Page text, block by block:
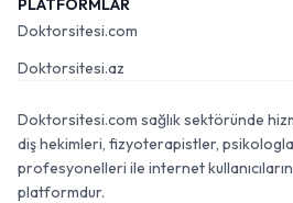
PLATFORMLAR
Doktorsitesi.com
Doktorsitesi.az
Doktorsitesi.com sağlık sektöründe
diş hekimleri, fizyoterapistler,
profesyonelleri ile internet
platformdur.